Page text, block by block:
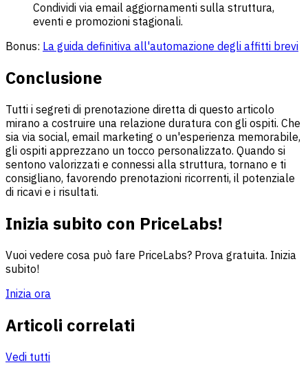
Condividi via email aggiornamenti sulla struttura,
eventi e promozioni stagionali.
Bonus: La guida definitiva all'automazione degli affitti brevi
Conclusione
Tutti i segreti di prenotazione diretta di questo articolo
mirano a costruire una relazione duratura con gli ospiti. Che
sia via social, email marketing o un'esperienza memorabile,
gli ospiti apprezzano un tocco personalizzato. Quando si
sentono valorizzati e connessi alla struttura, tornano e ti
consigliano, favorendo prenotazioni ricorrenti, il potenziale
di ricavi e i risultati.
Inizia subito con PriceLabs!
Vuoi vedere cosa può fare PriceLabs? Prova gratuita. Inizia
subito!
Inizia ora
Articoli correlati
Vedi tutti